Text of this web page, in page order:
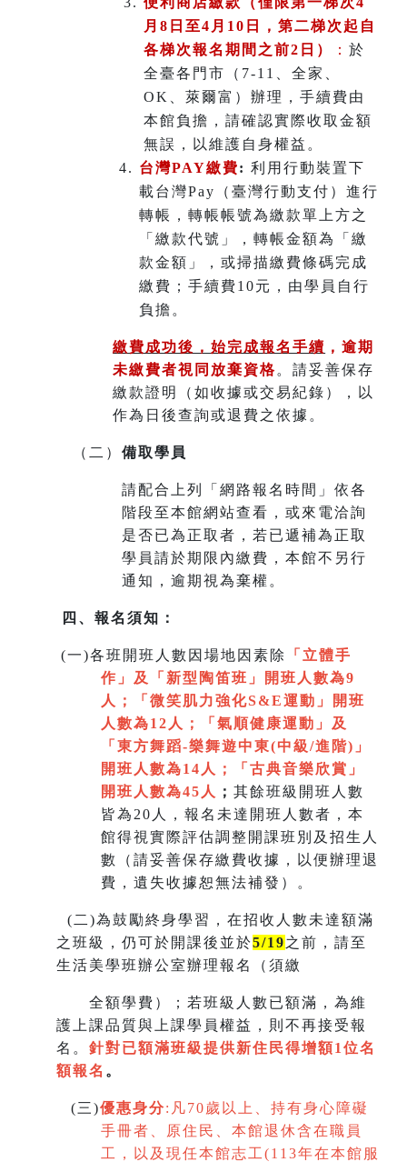
月8日至4月10日，第二梯次起自
各梯次報名期間之前2日）
： 於
全臺各門市（7-11、全家、
OK、萊爾富）辦理 ， 手續費由
本館負擔，請確認實際收取金額
無誤，以維護自身權益。
台灣PAY繳費: 利用行動裝置下
載台灣Pay（臺灣行動支付）進行
轉帳，轉帳帳號為繳款單上方之
「繳款代號」，轉帳金額為「繳
款金額」，或掃描繳費條碼完成
繳費；手續費10元，由學員自行
負擔。
繳費成功後，始完成報名手續 ，逾期
未繳費者視同放棄資格。請妥善保存
繳款證明（如收據或交易紀錄），以
作為日後查詢或退費之依據。
（二） 備取學員
請配合上列「網路報名時間」依各
階段至本館網站查看，或來電洽詢
是否已為正取者，若已遞補為正取
學員請於期限內繳費，本館不另行
通知，逾期視為棄權。
四、報名須知：
(一)各班開班人數因場地因素除
「立體手
作」及「新型陶笛班」開班人數為9
人
；
「微笑肌力強化S&E運動」開班
人數為12人；「氣順健康運動」及
「 東方舞蹈-樂舞遊中東(中級/進階)」
開班人數為14人
； 「 古典音樂欣賞 」
開班人數為45人
； 其餘班級開班人數
皆為20人，報名未達開班人數者，本
館得視實際評估調整開課班別及招生人
數（請妥善保存繳費收據，以便辦理退
費，遺失收據恕無法補發）。
( 二)為鼓勵終身學習，在招收人數未達額滿
之班級，仍可於開課後並於5/19之前，請至
生活美學班辦公室辦理報名（須繳
全額學費）；若班級人數已額滿，為維
護上課品質與上課學員權益，則不再接受報
名。 針對已額滿班級提供新住民得增額1 位名
額報名 。
(三)優惠身分: 凡70歲以上、持有身心障礙
手冊者、原住民、本館退休含在職員
工，以及現任本館志工(113年在本館服